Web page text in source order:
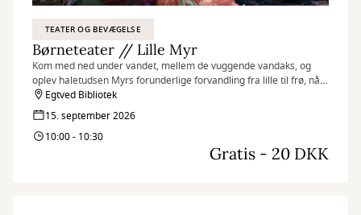
TEATER OG BEVÆGELSE
Børneteater // Lille Myr
Kom med ned under vandet, mellem de vuggende vandaks, og
oplev haletudsen Myrs forunderlige forvandling fra lille til frø, når
Teatret st. tv besøger Egtved Bibliotek med en sanselig forestilling
for de små.
Egtved Bibliotek
15. september 2026
10:00 - 10:30
Gratis - 20 DKK